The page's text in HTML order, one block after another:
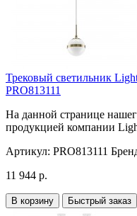
Трековый светильник
PRO813111
На данной странице
продукцией компании
Артикул: PRO813111
11 944 р.
В корзину Быстрый заказ